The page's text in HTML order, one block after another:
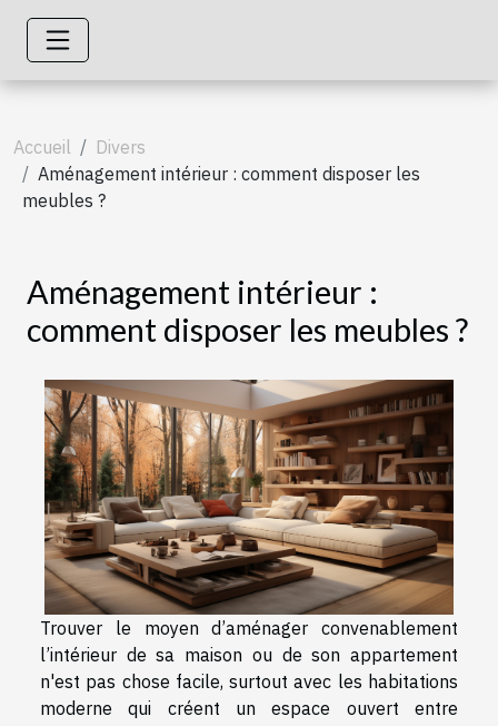
Accueil
Divers
Aménagement intérieur : comment disposer les
meubles ?
Aménagement intérieur :
comment disposer les meubles ?
Trouver le moyen d’aménager convenablement
l’intérieur de sa maison ou de son appartement
n'est pas chose facile, surtout avec les habitations
moderne qui créent un espace ouvert entre